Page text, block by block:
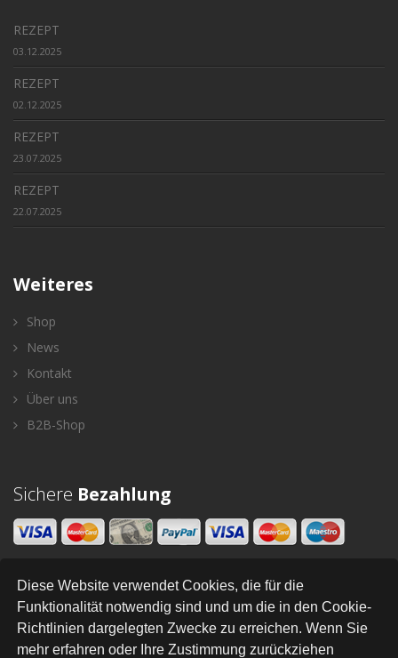
Diese Website verwendet Cookies, die für die
Funktionalität notwendig sind und um die in den Cookie-
Richtlinien dargelegten Zwecke zu erreichen. Wenn Sie
mehr erfahren oder Ihre Zustimmung zurückziehen
REZEPT
03.12.2025
REZEPT
02.12.2025
REZEPT
23.07.2025
REZEPT
22.07.2025
Weiteres
Shop
News
Kontakt
Über uns
B2B-Shop
Sichere Bezahlung
Newsletter
SENDEN